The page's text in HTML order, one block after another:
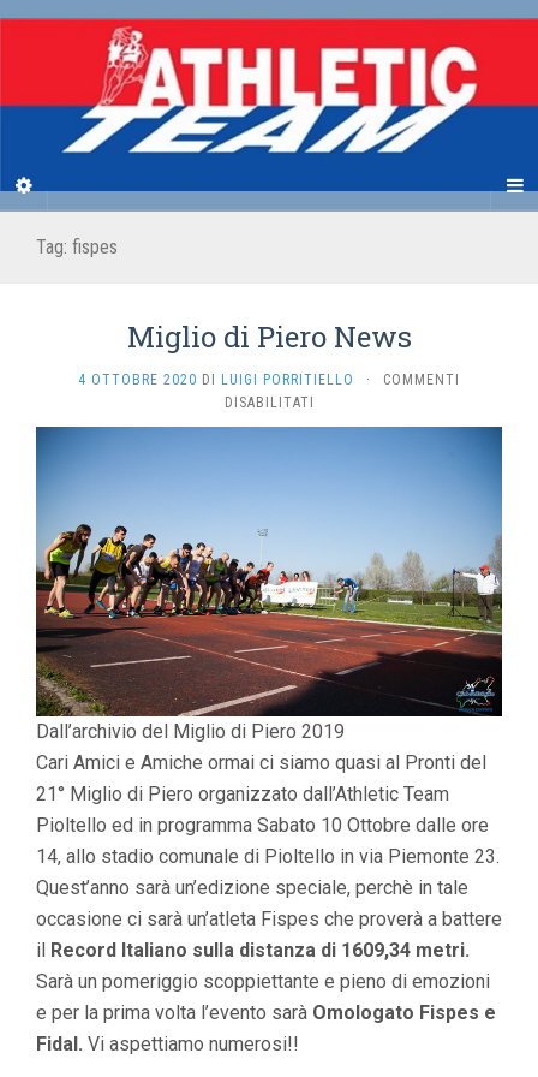
Tag: fispes
Miglio di Piero News
4 OTTOBRE 2020 DI LUIGI PORRITIELLO ·
COMMENTI
DISABILITATI
MIGLIO
Dall’archivio del Miglio di Piero 2019
Cari Amici e Amiche ormai ci siamo quasi al Pronti del
21° Miglio di Piero organizzato dall’Athletic Team
Pioltello ed in programma Sabato 10 Ottobre dalle ore
14, allo stadio comunale di Pioltello in via Piemonte 23.
Quest’anno sarà un’edizione speciale, perchè in tale
occasione ci sarà un’atleta Fispes che proverà a battere
il Record Italiano sulla distanza di 1609,34 metri.
Sarà un pomeriggio scoppiettante e pieno di emozioni
e per la prima volta l’evento sarà Omologato Fispes e
Fidal. Vi aspettiamo numerosi!!